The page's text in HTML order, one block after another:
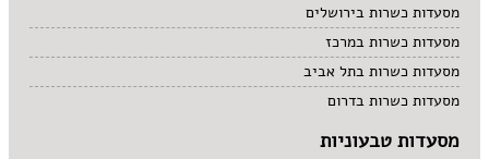
מסעדות כשרות בירושלים
מסעדות כשרות במרכז
מסעדות כשרות בתל אביב
מסעדות כשרות בדרום
מסעדות טבעוניות